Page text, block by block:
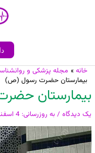
خانه مجله پزشکی و
بیمارستان حضرت رسول (ص)
بیمارستان
یک دیدگاه / به روزرسانی: 4 اسفند 1402
پیمایش
نوشته